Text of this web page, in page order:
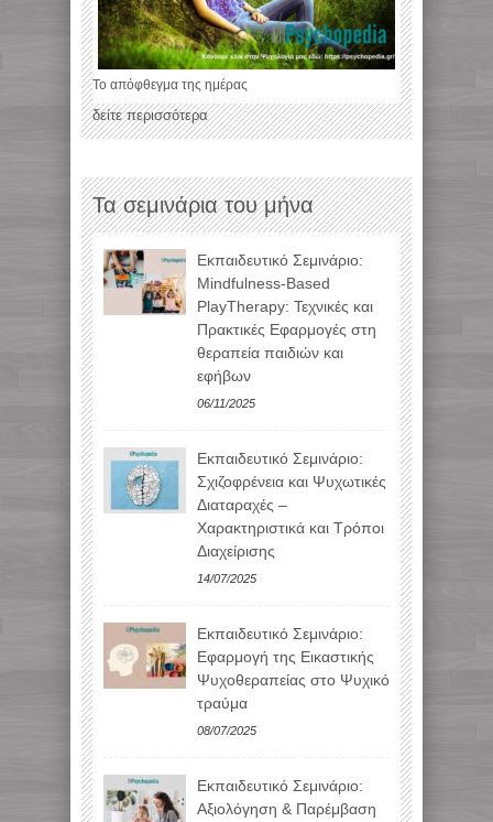
Το απόφθεγμα της ημέρας
δείτε περισσότερα
Τα σεμινάρια του μήνα
Εκπαιδευτικό Σεμινάριο:
Mindfulness-Based
PlayTherapy: Τεχνικές και
Πρακτικές Εφαρμογές στη
θεραπεία παιδιών και
εφήβων
06/11/2025
Εκπαιδευτικό Σεμινάριο:
Σχιζοφρένεια και Ψυχωτικές
Διαταραχές –
Χαρακτηριστικά και Τρόποι
Διαχείρισης
14/07/2025
Εκπαιδευτικό Σεμινάριο:
Εφαρμογή της Εικαστικής
Ψυχοθεραπείας στο Ψυχικό
τραύμα
08/07/2025
Εκπαιδευτικό Σεμινάριο:
Αξιολόγηση & Παρέμβαση